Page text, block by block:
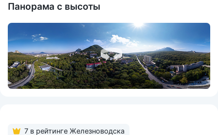
От ж/д вокзала 680 м
От Аэропорта 17 км
До парка 840 м
До источника 750 м
До центра города 1.1 км
Развлечения
Панорама с высоты
7 в рейтинге Железноводска